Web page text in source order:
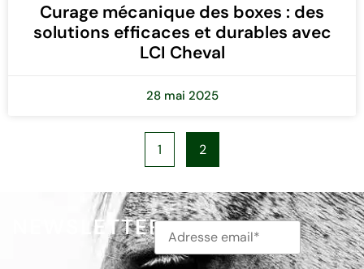
Curage mécanique des boxes : des
solutions efficaces et durables avec
LCI Cheval
28 mai 2025
1 2
NEWSLETTER